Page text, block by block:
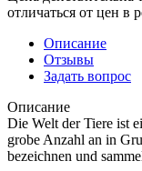
отличаться от цен в
Описание
Отзывы
Задать вопрос
Описание
Die Welt der Tiere ist
grobe Anzahl an in
bezeichnen und